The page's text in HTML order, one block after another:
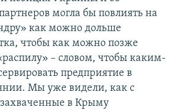
могла бы повлиять на
как можно дольше
чтобы как можно позже
– словом, чтобы каким-
предприятие в
Мы уже видели, как с
в Крыму